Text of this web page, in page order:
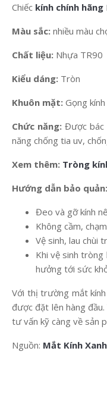
Chiếc kính chính hãng
Màu sắc: nhiều màu
Chất liệu: Nhựa TR90
Kiểu dáng: Tròn
Khuôn mặt: Gọng
Chức năng:Được bác
năng chống tia uv,
Xem thêm: Tròng
Hướng dẫn bảo quản:
Đeo và gỡ kính
Không cầm,
Vệ sinh, lau chùi
Khi vệ sinh
hưởng tới sức
Với thị trường mắt
được đặt lên hàng
tư vấn kỹ càng về sản
Nguồn: Mắt Kính Xanh